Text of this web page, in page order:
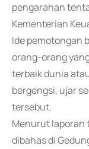
pengarahan
Kementerian
Ide pemotongan
orang-orang
terbaik dunia
bergengsi, ujar
tersebut.
Menurut laporan
dibahas di